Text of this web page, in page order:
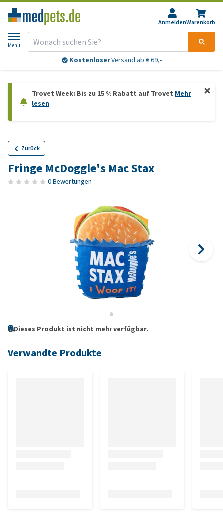
AnmeldenWarenkorb
Menu
KostenloserVersand ab € 69,-
Trovet Week: Bis zu 15 % Rabatt auf Trovet Mehr
lesen
Zurück
Fringe McDoggle's Mac Stax
0 Bewertungen
Dieses Produkt ist nicht mehr verfügbar.
Verwandte Produkte